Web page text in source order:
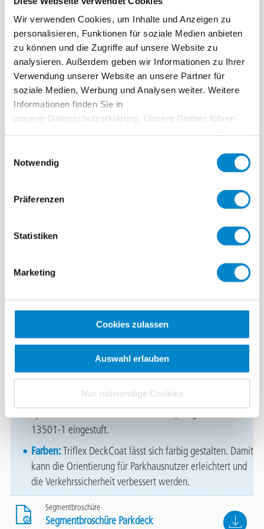
Wir verwenden Cookies, um Inhalte und Anzeigen zu
personalisieren, Funktionen für soziale Medien anbieten
zu können und die Zugriffe auf unsere Website zu
analysieren. Außerdem geben wir Informationen zu Ihrer
Verwendung unserer Website an unsere Partner für
soziale Medien, Werbung und Analysen weiter. Weitere
Informationen finden Sie in
unserer Datenschutzerklärung. Unsere Partner führen
sie im Rahmen Ihrer Nutzung der Dienste gesammelt
haben. Weitere Informationen erhalten Sie in unserer
Notwendig
Präferenzen
Statistiken
Marketing
Cookies zulassen
Auswahl erlauben
Nur notwendige Cookies
Die für Triflex DeckCoat verwendeten Harze härten in wenigen
Stunden aus. Komplette Beschichtungsarbeiten sind innerhalb
eines Tages abschnittsweise durchführbar. Betriebsstörungen
durch Sperrzeiten lassen sich so weitestgehend gering halten.
Der Nutzungsausfall durch fehlende Einstellflächen und
Zufahrtsmöglichkeiten wird minimiert.
Ihre Vorteile im Überblick
Sicherheit durch Rutschhemmung:
Durch das Einstreuen
Sicherheit von Parkhausbesuchern und Fahrzeugen
Kurze Sperrzeiten:
Triflex DeckCoat benötigt kürzere
Aushärtungszeiten als Systeme aus EP- oder PUR-Harzen.
Parkdecks können auch abschnittsweise beschichtet
Verkehrsbeeinträchtigungen.
Der Systemaufbau erfüllt die
Mindestschichtdicke ≥ 1,5 mm bei reinen
Schutzmaßnahmen im Sinne der DIN EN 13813. Das
fl
13501-1 eingestuft.
Farben:Triflex DeckCoat lässt sich farbig gestalten. Damit
kann die Orientierung für Parkhausnutzer erleichtert und
die Verkehrssicherheit verbessert werden.
Segmentbroschüre
Segmentbroschüre Parkdeck File